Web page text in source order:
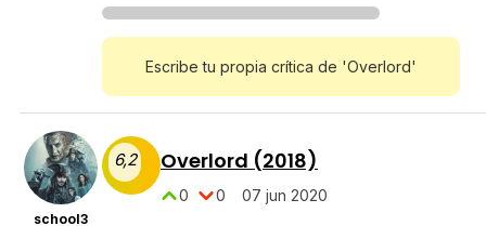
Escribe tu propia crítica de 'Overlord'
school3
6,2 Overlord (2018)
0 0 07 jun 2020